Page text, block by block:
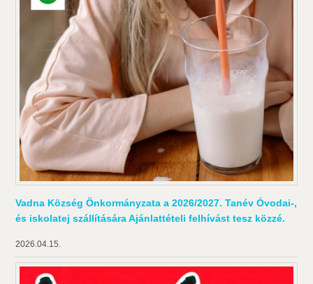
Vadna Község Önkormányzata a 2026/2027. Tanév Óvodai-,
és iskolatej szállítására Ajánlattételi felhívást tesz közzé.
2026.04.15.